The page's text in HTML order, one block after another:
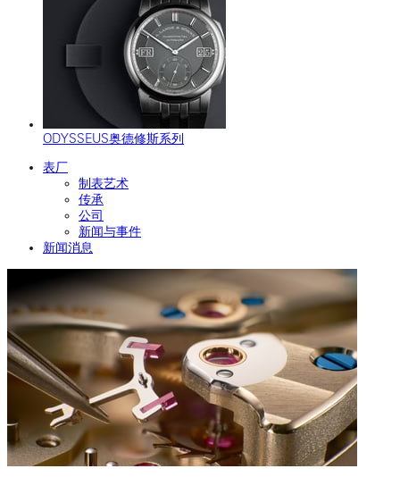
ODYSSEUS奥德修斯系列
表厂
制表艺术
传承
公司
新闻与事件
新闻消息